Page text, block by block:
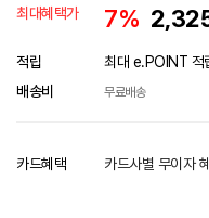
최대혜택가 7%
적립 최대 e.POINT 적
배송비
무료배송
카드혜택 카드사별 무이자